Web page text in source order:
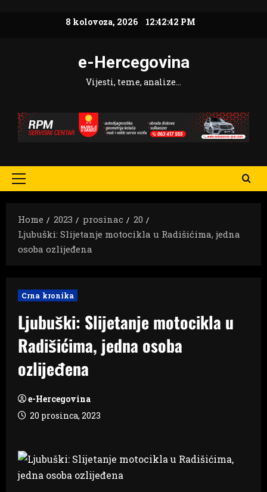
8 kolovoza, 2026 12:42:43 PM
e-Hercegovina
Vijesti, teme, analize…
Primary
Home
2023 prosinac
20
Ljubuški: Slijetanje motocikla u Radišićima, jedna
osoba ozlijeđena
Crna kronika
Ljubuški: Slijetanje motocikla u
Radišićima, jedna osoba
ozlijeđena
e-Hercegovina
20 prosinca, 2023